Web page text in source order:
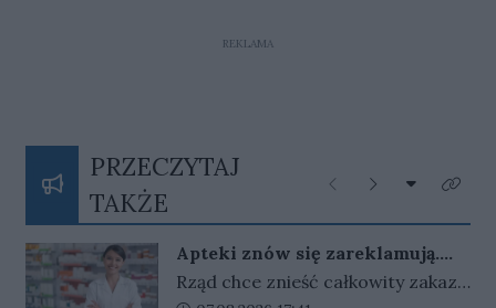
REKLAMA
PRZECZYTAJ
TAKŻE
Poprzednie
Następne
Rozwiń
Kliknij
Apteki znów się zareklamują.
Ale nie bez ograniczeń
Rząd chce znieść całkowity zakaz